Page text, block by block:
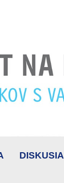
DISKUSIA